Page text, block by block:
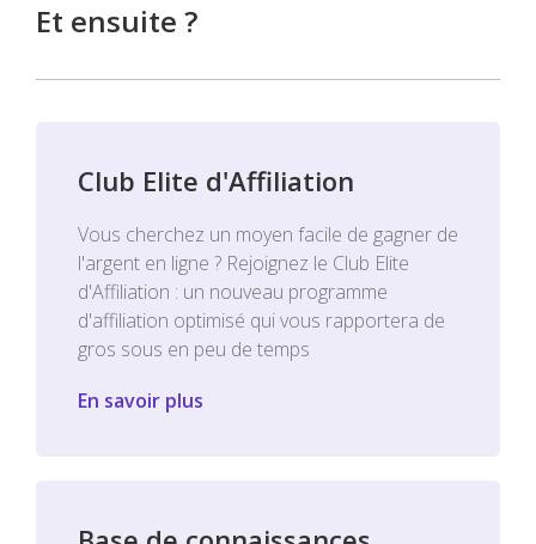
Et ensuite ?
Club Elite d'Affiliation
Vous cherchez un moyen facile de gagner de
l'argent en ligne ? Rejoignez le Club Elite
d'Affiliation : un nouveau programme
d'affiliation optimisé qui vous rapportera de
gros sous en peu de temps
En savoir plus